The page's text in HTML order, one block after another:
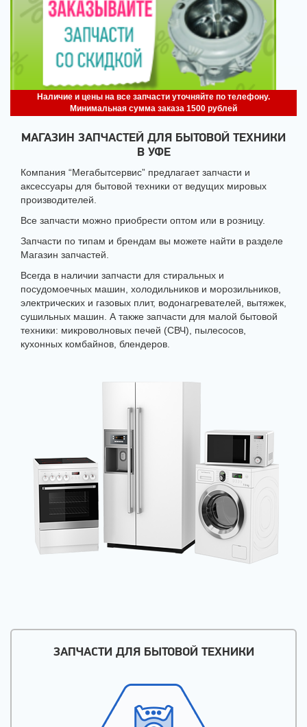
Магазин запчастей
Наличие и цены на все запчасти уточняйте по телефону.
Минимальная сумма заказа 1500 рублей
МАГАЗИН ЗАПЧАСТЕЙ ДЛЯ БЫТОВОЙ ТЕХНИКИ
В УФЕ
Компания “Мегабытсервис” предлагает запчасти и
аксессуары для бытовой техники от ведущих мировых
производителей.
Все запчасти можно приобрести оптом или в розницу.
Запчасти по типам и брендам вы можете найти в разделе
Магазин запчастей.
Всегда в наличии запчасти для стиральных и
посудомоечных машин, холодильников и морозильников,
электрических и газовых плит, водонагревателей, вытяжек,
сушильных машин. А также запчасти для малой бытовой
техники: микроволновых печей (СВЧ), пылесосов,
кухонных комбайнов, блендеров.
ЗАПЧАСТИ ДЛЯ БЫТОВОЙ ТЕХНИКИ